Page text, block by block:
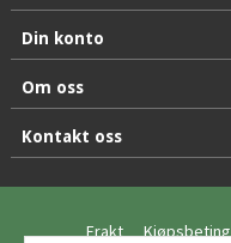
Din konto
Om oss
Kontakt oss
Frakt